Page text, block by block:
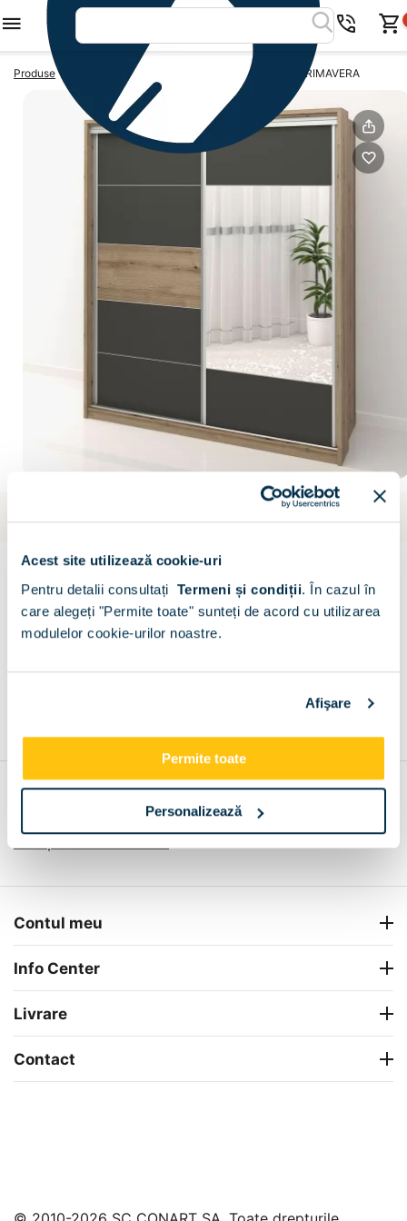
Acest site utilizează cookie-uri
Pentru detalii consultați Termeni și condiții. În cazul în
care alegeți "Permite toate" sunteți de acord cu utilizarea
modulelor cookie-urilor noastre.
Afişare
Permite toate
Personalizează
Produse > Dulap usi glisante cu oglinda PRIMAVERA
Estimare: 12 aug - 19 aug
PRIMAVERA
(0) Scrie un comentariu
CONFIGURATOR
Recenzii
Recomandari
Contul meu
Info Center
Livrare
Contact